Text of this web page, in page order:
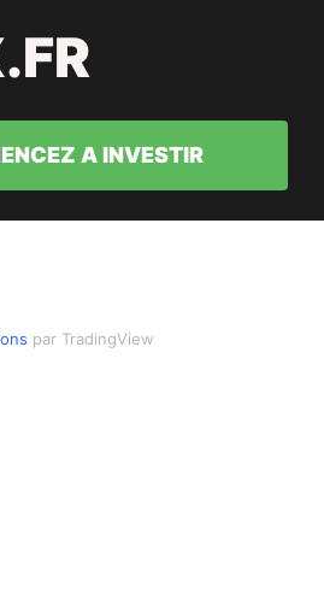
A INVESTIR
par TradingView